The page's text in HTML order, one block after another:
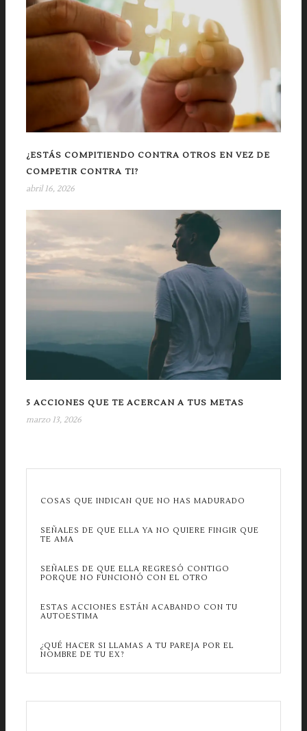
¿ESTÁS COMPITIENDO CONTRA OTROS EN VEZ DE
COMPETIR CONTRA TI?
abril 16, 2026
5 ACCIONES QUE TE ACERCAN A TUS METAS
marzo 13, 2026
COSAS QUE INDICAN QUE NO HAS MADURADO
SEÑALES DE QUE ELLA YA NO QUIERE FINGIR QUE
TE AMA
SEÑALES DE QUE ELLA REGRESÓ CONTIGO
PORQUE NO FUNCIONÓ CON EL OTRO
ESTAS ACCIONES ESTÁN ACABANDO CON TU
AUTOESTIMA
¿QUÉ HACER SI LLAMAS A TU PAREJA POR EL
NOMBRE DE TU EX?